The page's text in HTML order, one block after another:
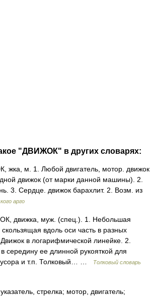
"ДВИЖОК" в других словарях:
м. 1. Любой двигатель, мотор. движок
движок (от марки данной машины). 2.
3. Сердце. движок барахлит. 2. Возм. из
арго
движка, муж. (спец.). 1. Небольшая
вдоль оси часть в разных
в логарифмической линейке. 2.
середину ее длинной рукояткой для
и т.п. Толковый… …
Толковый словарь
стрелка; мотор, двигатель;